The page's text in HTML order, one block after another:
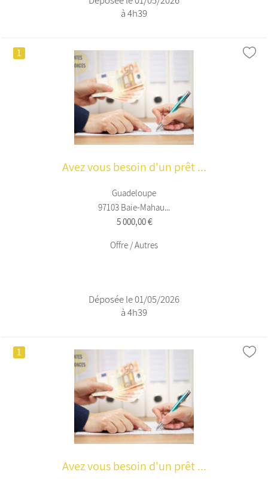
à 4h39
1
Avez vous besoin d'un prêt ...
Guadeloupe
97103 Baie-Mahau...
5 000,00 €
Offre / Autres
Déposée le 01/05/2026
à 4h39
1
Avez vous besoin d'un prêt ...